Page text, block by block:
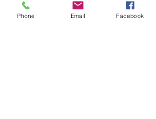
Phone Email Facebook